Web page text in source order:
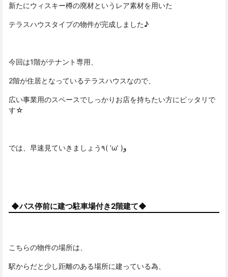
新たにウィスキー樽の廃材というレア素材を用いた
テラスハウスタイプの物件が完成しました♪
今回は1階がテナント専用、
2階が住居となっているテラスハウスなので、
広い事業用のスペースでしっかりお店を持ちたい方にピッタリで
す☆
では、早速見ていきましょう٩( ‘ω’ )و
◆バス停前に建つ駐車場付き2階建て◆
こちらの物件の場所は、
駅からだと少し距離のある場所に建っている為、